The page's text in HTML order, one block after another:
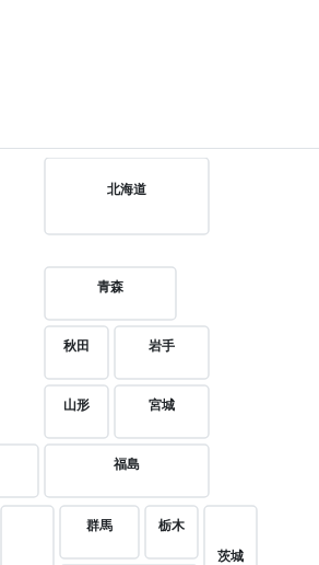
北海道
青森
秋田 岩手
山形 宮城
福島
群馬
栃木
茨城